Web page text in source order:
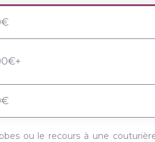
ou le recours à une